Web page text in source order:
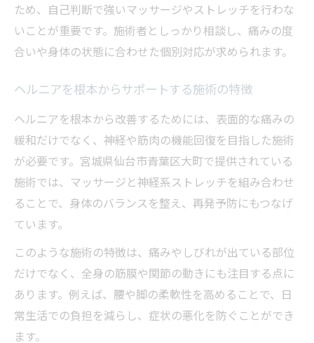
ヘルニアによる慢性的な痛みのケア方法
マッサージを活用したヘルニア対策の実践
例
ヘルニア対策で重要な痛み緩和のポイント
マッサージで実感するヘルニア痛み改善効
果
動きやすい体を目指す神経系アプローチ
ヘルニア改善へ導く神経系アプローチの重
体の動きを良くするヘルニア神経系ストレ
ッチ法
ヘルニア克服へつなぐ自律神経の整え方
動きやすい体作りに役立つストレッチ実践
ため、自己判断で強いマッサージやストレッチを行わな
いことが重要です。施術者としっかり相談し、痛みの度
合いや身体の状態に合わせた個別対応が求められます。
ヘルニアを根本からサポートする施術の特徴
ヘルニアを根本から改善するためには、表面的な痛みの
緩和だけでなく、神経や筋肉の機能回復を目指した施術
が必要です。宮城県仙台市青葉区大町で提供されている
施術では、マッサージと神経系ストレッチを組み合わせ
ることで、身体のバランスを整え、再発予防にもつなげ
ています。
このような施術の特徴は、痛みやしびれが出ている部位
だけでなく、全身の筋膜や関節の動きにも注目する点に
あります。例えば、腰や脚の柔軟性を高めることで、日
常生活での負担を減らし、症状の悪化を防ぐことができ
ます。